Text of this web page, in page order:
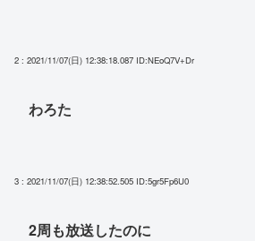
2 : 2021/11/07(日) 12:38:18.087 ID:NEoQ7V+Dr
わろた
3 : 2021/11/07(日) 12:38:52.505 ID:5gr5Fp6U0
2周も放送したのに